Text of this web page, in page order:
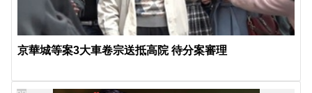
京華城等案3大車卷宗送抵高院 待分案審理